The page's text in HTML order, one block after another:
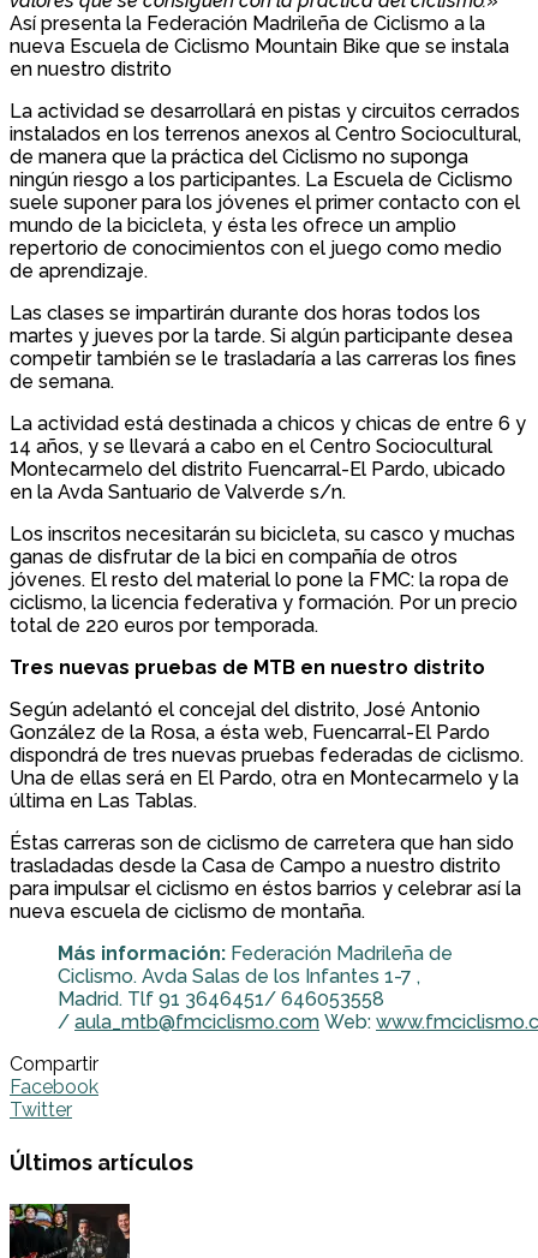
Así presenta la Federación Madrileña de Ciclismo a la
nueva Escuela de Ciclismo Mountain Bike que se instala
en nuestro distrito
La actividad se desarrollará en pistas y circuitos cerrados
instalados en los terrenos anexos al Centro Sociocultural,
de manera que la práctica del Ciclismo no suponga
ningún riesgo a los participantes. La Escuela de Ciclismo
suele suponer para los jóvenes el primer contacto con el
mundo de la bicicleta, y ésta les ofrece un amplio
repertorio de conocimientos con el juego como medio
de aprendizaje.
Las clases se impartirán durante dos horas todos los
martes y jueves por la tarde. Si algún participante desea
competir también se le trasladaría a las carreras los fines
de semana.
La actividad está destinada a chicos y chicas de entre 6 y
14 años, y se llevará a cabo en el Centro Sociocultural
Montecarmelo del distrito Fuencarral-El Pardo, ubicado
en la Avda Santuario de Valverde s/n.
Los inscritos necesitarán su bicicleta, su casco y muchas
ganas de disfrutar de la bici en compañía de otros
jóvenes. El resto del material lo pone la FMC: la ropa de
ciclismo, la licencia federativa y formación. Por un precio
total de 220 euros por temporada.
Tres nuevas pruebas de MTB en nuestro distrito
Según adelantó el concejal del distrito, José Antonio
González de la Rosa, a ésta web, Fuencarral-El Pardo
dispondrá de tres nuevas pruebas federadas de ciclismo.
Una de ellas será en El Pardo, otra en Montecarmelo y la
última en Las Tablas.
Éstas carreras son de ciclismo de carretera que han sido
trasladadas desde la Casa de Campo a nuestro distrito
para impulsar el ciclismo en éstos barrios y celebrar así la
nueva escuela de ciclismo de montaña.
Más información: Federación Madrileña de
Ciclismo. Avda Salas de los Infantes 1-7 ,
Madrid. Tlf 91 3646451/ 646053558
/ aula_mtb@fmciclismo.com Web:
Compartir
Facebook
Twitter
Últimos artículos